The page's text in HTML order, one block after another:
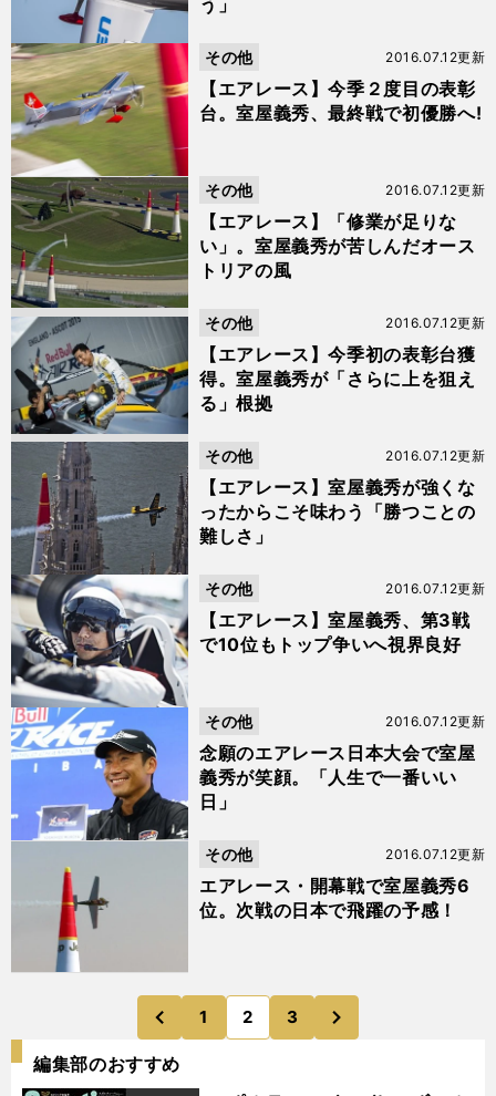
う」
【エアレース】今季２度目の表彰
台。室屋義秀、最終戦で初優勝へ!
2016.07.12更新
その他
【エアレース】「修業が足りな
い」。室屋義秀が苦しんだオース
トリアの風
2016.07.12更新
その他
【エアレース】今季初の表彰台獲
得。室屋義秀が「さらに上を狙え
る」根拠
2016.07.12更新
その他
【エアレース】室屋義秀が強くな
ったからこそ味わう「勝つことの
難しさ」
2016.07.12更新
その他
【エアレース】室屋義秀、第3戦
で10位もトップ争いへ視界良好
2016.07.12更新
その他
念願のエアレース日本大会で室屋
義秀が笑顔。「人生で一番いい
日」
2016.07.12更新
その他
エアレース・開幕戦で室屋義秀6
位。次戦の日本で飛躍の予感！
2016.07.12更新
その他
前
のページへ
1 2 3
編集部のおすすめ